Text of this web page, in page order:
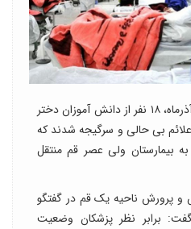
پیش از ظهر امروز ۹ آذرماه، ۱۸ نفر از دانش آموزان دختر
بی حالی و سرگیجه شدند که
به بیمارستان ولی عصر قم منتقل
و پرورش ناحیه یک قم در گفتگو
گفت: برابر نظر پزشکان وضعیت